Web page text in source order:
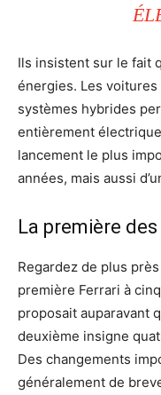
Ils insistent sur le fait
énergies. Les voitures
systèmes hybrides
entièrement électrique
lancement le plus
années, mais aussi
La première
Regardez de plus
première Ferrari à
proposait auparavant
deuxième insigne
Des changements
généralement de